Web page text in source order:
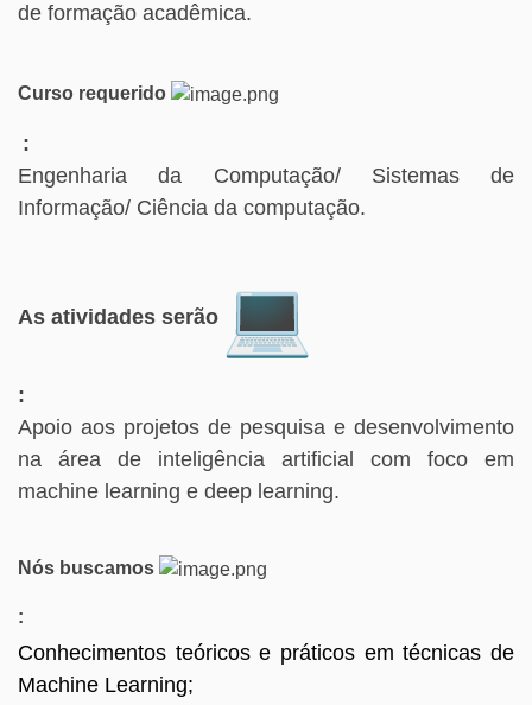
de formação acadêmica.
Curso requerido
:
Engenharia da Computação/ Sistemas de
Informação/ Ciência da computação.
As atividades serão
:
Apoio aos projetos de pesquisa e desenvolvimento
na área de inteligência artificial com foco em
machine learning e deep learning.
Nós buscamos
:
Conhecimentos teóricos e práticos em técnicas de
Machine Learning;